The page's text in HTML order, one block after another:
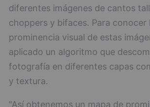
diferentes imágenes de cantos
choppers y bifaces. Para conocer
prominencia visual de estas
aplicado un algoritmo que
fotografía en diferentes capas
y textura.
"Así obtenemos un mapa de